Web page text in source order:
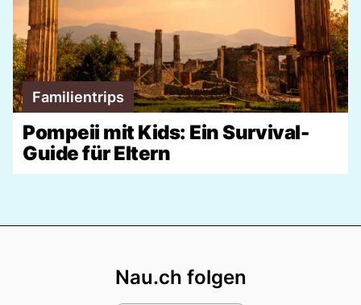
Familientrips
Pompeii mit Kids: Ein Survival-
Guide für Eltern
Nau.ch folgen